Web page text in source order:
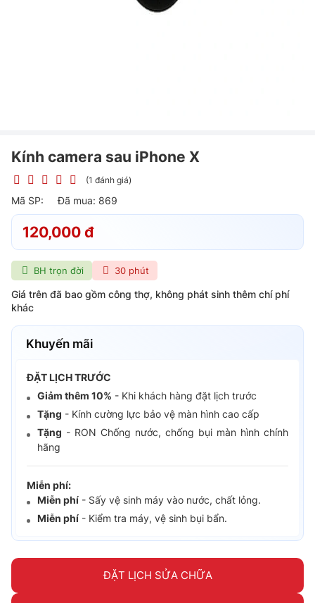
Kính camera sau iPhone X
(1 đánh giá)
Mã SP: Đã mua: 869
120,000 đ
BH trọn đời 30 phút
Giá trên đã bao gồm công thợ, không phát sinh thêm chí phí
khác
Khuyến mãi
ĐẶT LỊCH TRƯỚC
Giảm thêm 10% - Khi khách hàng đặt lịch trước
Tặng - Kính cường lực bảo vệ màn hình cao cấp
Tặng - RON Chống nước, chống bụi màn hình chính
hãng
Miễn phí:
Miễn phí - Sấy vệ sinh máy vào nước, chất lỏng.
Miễn phí - Kiểm tra máy, vệ sinh bụi bẩn.
ĐẶT LỊCH SỬA CHỮA